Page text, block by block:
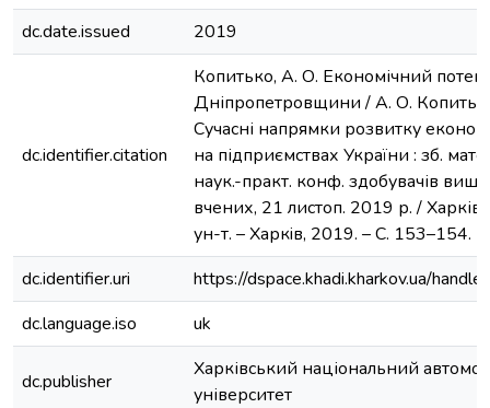
dc.date.issued
2019
dc.identifier.citation
Копитько, А. О. Економічний
Дніпропетровщини / А. О.
Сучасні напрямки розвитку
на підприємствах України : зб.
наук.-практ. конф. здобувачів вищ.
вчених, 21 листоп. 2019 р. /
ун-т. – Харкiв, 2019. – С. 153–154.
dc.identifier.uri
https://dspace.khadi.kharkov.ua/
dc.language.iso
uk
dc.publisher
Харківський національний
університет